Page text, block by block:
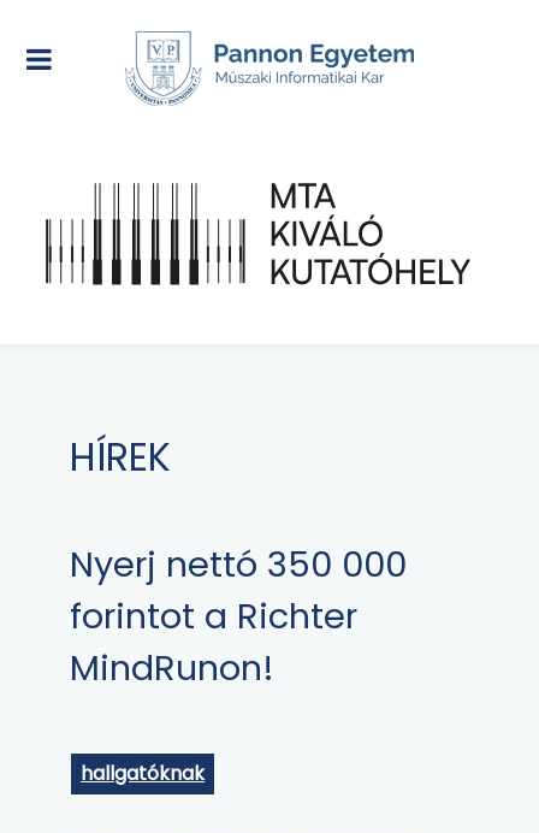
HÍREK
Nyerj nettó 350 000
forintot a Richter
MindRunon!
hallgatóknak